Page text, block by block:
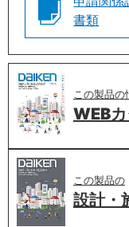
書類
この製品の
WEB
この製品の
設計・